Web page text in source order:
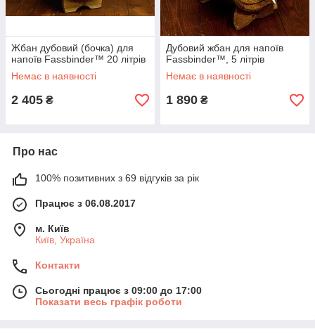
Жбан дубовий (бочка) для
напоїв Fassbinder™ 20 літрів
Немає в наявності
2 405 ₴
Дубовий жбан для напоїв
Fassbinder™, 5 літрів
Немає в наявності
1 890 ₴
Про нас
100% позитивних з 69 відгуків за рік
Працює з 06.08.2017
м. Київ
Київ, Україна
Контакти
Сьогодні працює з 09:00 до 17:00
Показати весь графік роботи